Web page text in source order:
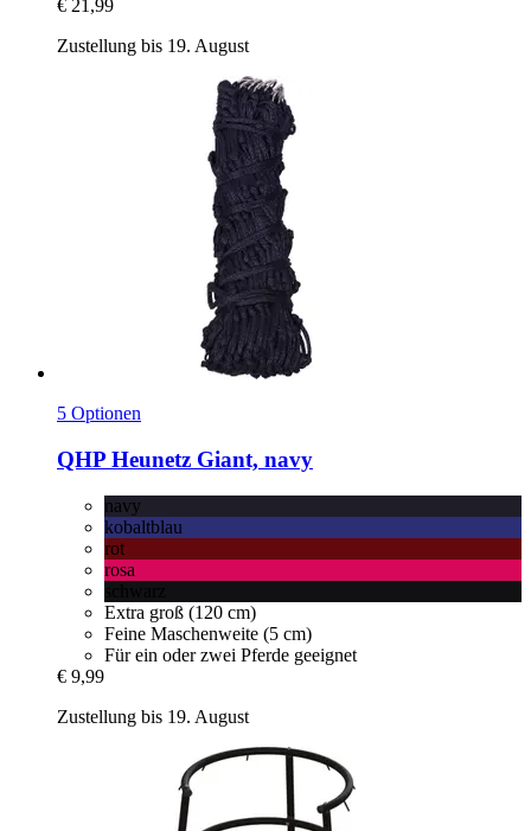
€ 21,99
Zustellung bis 19. August
5 Optionen
QHP Heunetz Giant, navy
navy
kobaltblau
rot
rosa
Extra groß (120 cm)
Feine Maschenweite (5 cm)
Für ein oder zwei Pferde geeignet
€ 9,99
Zustellung bis 19. August